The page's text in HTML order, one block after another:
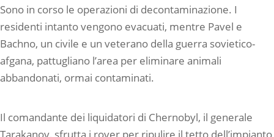
Sono in corso le operazioni di decontaminazione. I
residenti intanto vengono evacuati, mentre Pavel e
Bachno, un civile e un veterano della guerra sovietico-
afgana, pattugliano l’area per eliminare animali
abbandonati, ormai contaminati.
Il comandante dei liquidatori di Chernobyl, il generale